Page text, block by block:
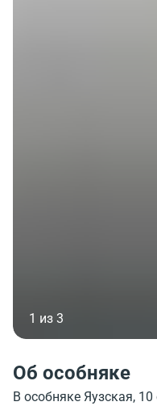
1 из 3
Об особняке
В особняке Яузская,